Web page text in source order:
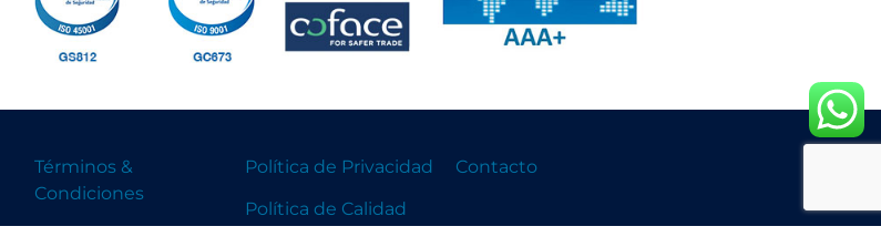
Términos &
Condiciones
Política de Privacidad
Política de Calidad
Contacto